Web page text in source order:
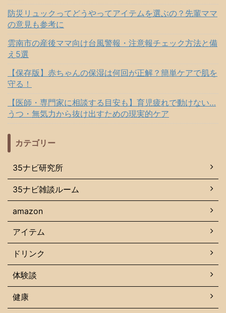
防災リュックってどうやってアイテムを選ぶの？先輩ママ
の意見も参考に
雲南市の産後ママ向け台風警報・注意報チェック方法と備
え5選
【保存版】赤ちゃんの保湿は何回が正解？簡単ケアで肌を
守る！
【医師・専門家に相談する目安も】育児疲れで動けない…
うつ・無気力から抜け出すための現実的ケア
カテゴリー
35ナビ研究所
35ナビ雑談ルーム
amazon
アイテム
ドリンク
体験談
健康